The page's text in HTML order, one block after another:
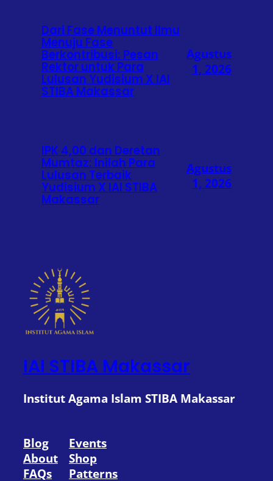
Dari Fase Menuntut Ilmu
Menuju Fase
Berkontribusi: Pesan
Rektor untuk Para
Lulusan Yudisium X IAI
STIBA Makassar
Agustus
1, 2026
IPK 4,00 dan Deretan
Mumtaz: Inilah Para
Lulusan Terbaik
Yudisium X IAI STIBA
Makassar
Agustus
1, 2026
IAI STIBA Makassar
Institut Agama Islam STIBA Makassar
Blog
About
FAQs
Events
Shop
Patterns